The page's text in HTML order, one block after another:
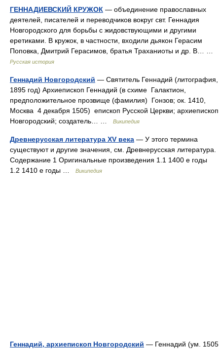
ГЕННАДИЕВСКИЙ КРУЖОК — объединение православных
деятелей, писателей и переводчиков вокруг свт. Геннадия
Новгородского для борьбы с жидовствующими и другими
еретиками. В кружок, в частности, входили дьякон Герасим
Поповка, Дмитрий Герасимов, братья Траханиоты и др. В… …
Русская история
Геннадий Новгородский — Святитель Геннадий (литография,
1895 год) Архиепископ Геннадий (в схиме Галактион,
предположительное прозвище (фамилия) Гонзов; ок. 1410,
Москва 4 декабря 1505) епископ Русской Церкви; архиепископ
Новгородский; создатель… …
Википедия
Древнерусская литература XV века — У этого термина
существуют и другие значения, см. Древнерусская литература.
Содержание 1 Оригинальные произведения 1.1 1400 е годы
1.2 1410 е годы …
Википедия
Геннадий, архиепископ Новгородский — Геннадий (ум. 1505